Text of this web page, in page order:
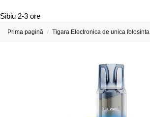
Sibiu 2-3 ore
Prima pagină / Tigara Electronica de unica folosinta